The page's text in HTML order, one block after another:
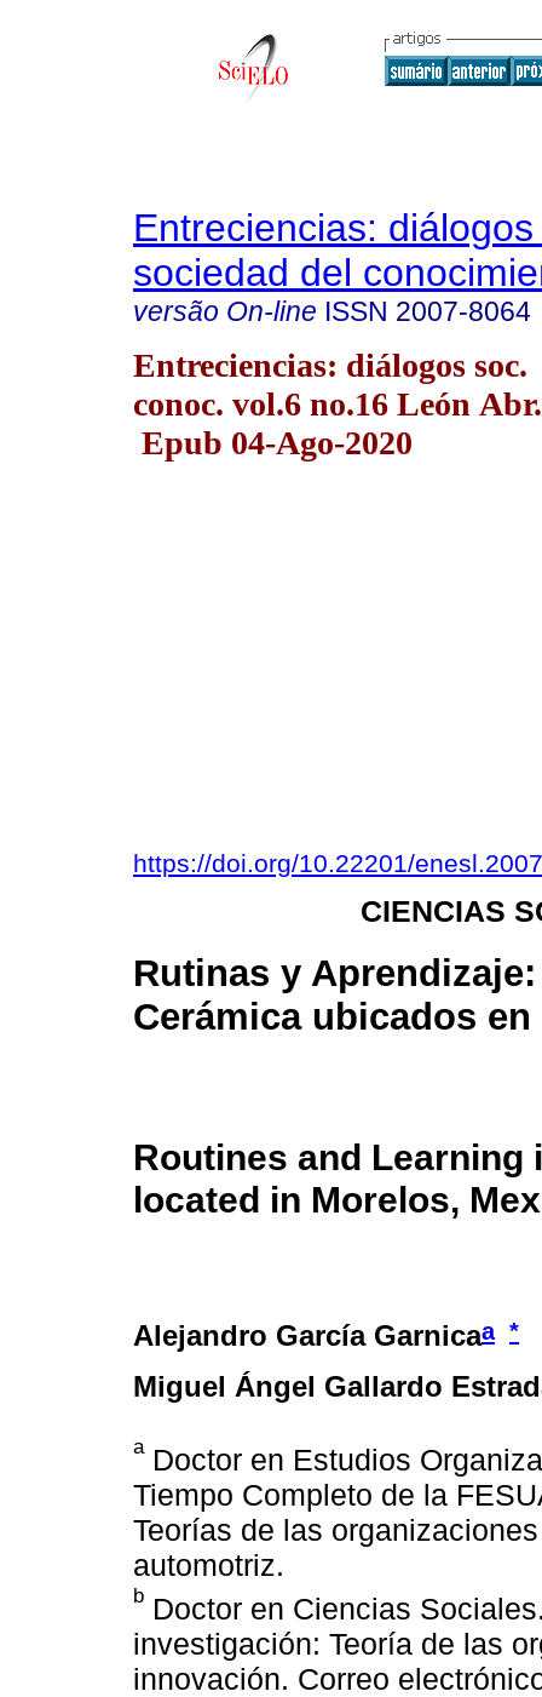
Entreciencias:
sociedad del
versão On-line ISSN 2007-8064
Entreciencias: diálogos soc.
conoc. vol.6 no.16 León
Epub 04-Ago-2020
https://doi.org/10.22201/
CIENCIAS
Rutinas y
Cerámica ubicados
Routines and Learning
located in Morelos,
Alejandro García Garnicaa *
Miguel Ángel Gallardo
aDoctor en Estudios
Tiempo Completo de la
Teorías de las
automotriz.
b Doctor en Ciencias
investigación: Teoría de las
innovación. Correo